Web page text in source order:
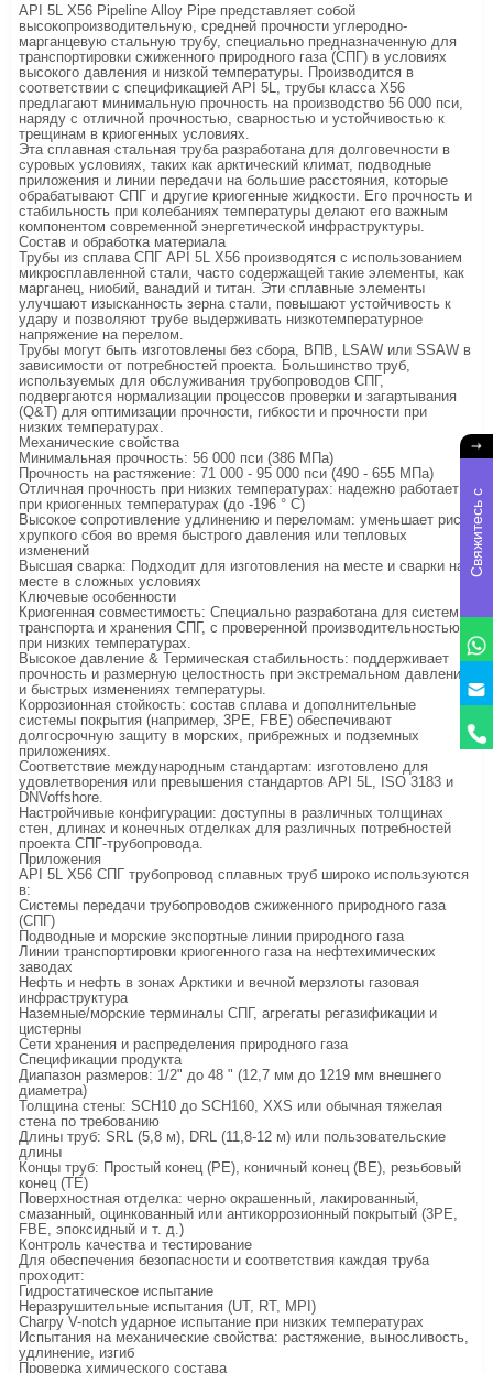
API 5L X56 Pipeline Alloy Pipe представляет собой
высокопроизводительную, средней прочности углеродно-
марганцевую стальную трубу, специально предназначенную для
транспортировки сжиженного природного газа (СПГ) в условиях
высокого давления и низкой температуры. Производится в
соответствии с спецификацией API 5L, трубы класса X56
предлагают минимальную прочность на производство 56 000 пси,
наряду с отличной прочностью, сварностью и устойчивостью к
трещинам в криогенных условиях.
Эта сплавная стальная труба разработана для долговечности в
суровых условиях, таких как арктический климат, подводные
приложения и линии передачи на большие расстояния, которые
обрабатывают СПГ и другие криогенные жидкости. Его прочность и
стабильность при колебаниях температуры делают его важным
компонентом современной энергетической инфраструктуры.
Состав и обработка материала
Трубы из сплава СПГ API 5L X56 производятся с использованием
микросплавленной стали, часто содержащей такие элементы, как
марганец, ниобий, ванадий и титан. Эти сплавные элементы
улучшают изысканность зерна стали, повышают устойчивость к
удару и позволяют трубе выдерживать низкотемпературное
напряжение на перелом.
Трубы могут быть изготовлены без сбора, ВПВ, LSAW или SSAW в
зависимости от потребностей проекта. Большинство труб,
используемых для обслуживания трубопроводов СПГ,
подвергаются нормализации процессов проверки и загартывания
(Q&T) для оптимизации прочности, гибкости и прочности при
низких температурах.
Механические свойства
Минимальная прочность: 56 000 пси (386 МПа)
Прочность на растяжение: 71 000 - 95 000 пси (490 - 655 МПа)
Отличная прочность при низких температурах: надежно работает
при криогенных температурах (до -196 ° C)
Высокое сопротивление удлинению и переломам: уменьшает риск
хрупкого сбоя во время быстрого давления или тепловых
изменений
Высшая сварка: Подходит для изготовления на месте и сварки на
месте в сложных условиях
Ключевые особенности
Криогенная совместимость: Специально разработана для систем
транспорта и хранения СПГ, с проверенной производительностью
при низких температурах.
Высокое давление & Термическая стабильность: поддерживает
прочность и размерную целостность при экстремальном давлении
и быстрых изменениях температуры.
Коррозионная стойкость: состав сплава и дополнительные
системы покрытия (например, 3PE, FBE) обеспечивают
долгосрочную защиту в морских, прибрежных и подземных
приложениях.
Соответствие международным стандартам: изготовлено для
удовлетворения или превышения стандартов API 5L, ISO 3183 и
DNVoffshore.
Настройчивые конфигурации: доступны в различных толщинах
стен, длинах и конечных отделках для различных потребностей
проекта СПГ-трубопровода.
Приложения
API 5L X56 СПГ трубопровод сплавных труб широко используются
в:
Системы передачи трубопроводов сжиженного природного газа
(СПГ)
Подводные и морские экспортные линии природного газа
Линии транспортировки криогенного газа на нефтехимических
заводах
Нефть и нефть в зонах Арктики и вечной мерзлоты газовая
инфраструктура
Наземные/морские терминалы СПГ, агрегаты регазификации и
цистерны
Сети хранения и распределения природного газа
Спецификации продукта
Диапазон размеров: 1/2" до 48 " (12,7 мм до 1219 мм внешнего
диаметра)
Толщина стены: SCH10 до SCH160, XXS или обычная тяжелая
стена по требованию
Длины труб: SRL (5,8 м), DRL (11,8-12 м) или пользовательские
длины
Концы труб: Простый конец (PE), коничный конец (BE), резьбовый
конец (TE)
Поверхностная отделка: черно окрашенный, лакированный,
смазанный, оцинкованный или антикоррозионный покрытый (3PE,
FBE, эпоксидный и т. д.)
Контроль качества и тестирование
Для обеспечения безопасности и соответствия каждая труба
проходит:
Гидростатическое испытание
Неразрушительные испытания (UT, RT, MPI)
Charpy V-notch ударное испытание при низких температурах
Испытания на механические свойства: растяжение, выносливость,
удлинение, изгиб
Проверка химического состава
С
в
я
ж
и
е
с
ь
с
н
а
м